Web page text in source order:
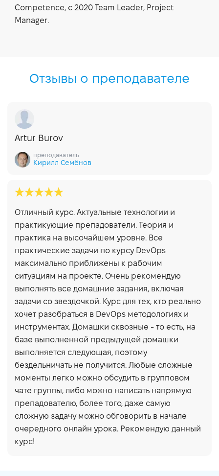
Competence, с 2020 Team Leader, Project
Manager.
Отзывы о преподавателе
Artur Burov
преподаватель
Кирилл Семёнов
Отличный курс. Актуальные технологии и
практикующие препадователи. Теория и
практика на высочайшем уровне. Все
практические задачи по курсу DevOps
максимально приближены к рабочим
ситуациям на проекте. Очень рекомендую
выполнять все домашние задания, включая
задачи со звездочкой. Курс для тех, кто реально
хочет разобраться в DevOps методологиях и
инструментах. Домашки сквозные - то есть, на
базе выполненной предыдущей домашки
выполняется следующая, поэтому
бездельничать не получится. Любые сложные
моменты легко можно обсудить в групповом
чате группы, либо можно написать напрямую
препадователю, более того, даже самую
сложную задачу можно обговорить в начале
очередного онлайн урока. Рекомендую данный
курс!